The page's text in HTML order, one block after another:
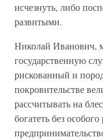
исчезнуть, либо
развитыми.
Николай Иванович,
государственную
рискованный и
покровительстве
рассчитывать на
богатеть без